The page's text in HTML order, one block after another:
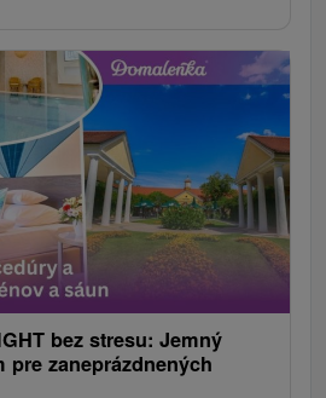
bez stresu: Jemný
pre zaneprázdnených